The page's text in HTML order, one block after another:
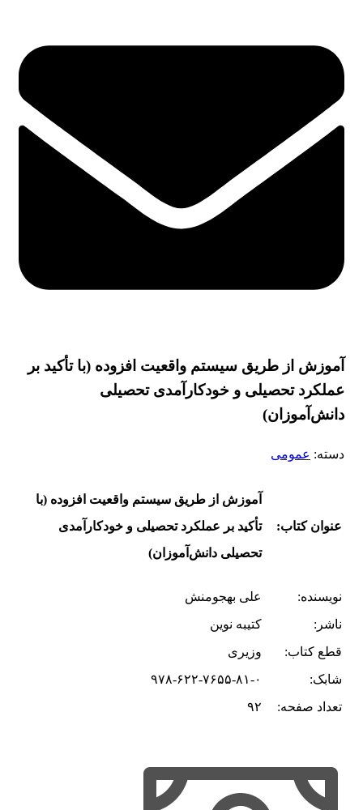
آموزش از طریق سیستم واقعیت افزوده (با تأکید بر
عملکرد تحصیلی و خودکارآمدی تحصیلی
دانش‌آموزان)
دسته: عمومی
عنوان کتاب:
آموزش از طریق سیستم واقعیت افزوده (با
تأکید بر عملکرد تحصیلی و خودکارآمدی
تحصیلی دانش‌آموزان)
نویسنده:
علی بهجومنش
ناشر:
کتیبه نوین
قطع کتاب:
وزیری
شابک:
۹۷۸-۶۲۲-۷۶۵۵-۸۱-۰
تعداد صفحه:
۹۲